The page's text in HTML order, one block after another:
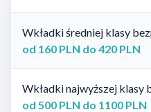
Wkładki średniej klasy
od 160 PLN do 420 PLN
Wkładki najwyższej klasy
od 500 PLN do 1100 PLN